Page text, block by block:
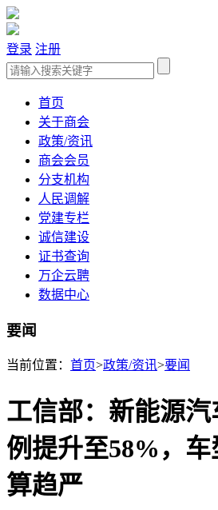
登录 注册
首页
关于商会
政策/资讯
商会会员
分支机构
人民调解
党建专栏
诚信建设
证书查询
万企云聘
数据中心
要闻
当前位置： 首页>政策/资讯>要闻
工信部：新能源
例提升至58%，
算趋严